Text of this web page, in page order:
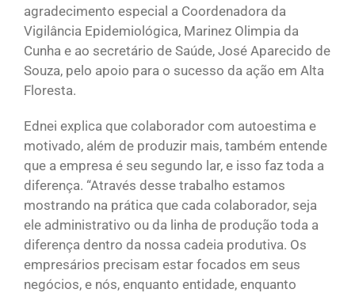
agradecimento especial a Coordenadora da
Vigilância Epidemiológica, Marinez Olimpia da
Cunha e ao secretário de Saúde, José Aparecido de
Souza, pelo apoio para o sucesso da ação em Alta
Floresta.
Ednei explica que colaborador com autoestima e
motivado, além de produzir mais, também entende
que a empresa é seu segundo lar, e isso faz toda a
diferença. “Através desse trabalho estamos
mostrando na prática que cada colaborador, seja
ele administrativo ou da linha de produção toda a
diferença dentro da nossa cadeia produtiva. Os
empresários precisam estar focados em seus
negócios, e nós, enquanto entidade, enquanto